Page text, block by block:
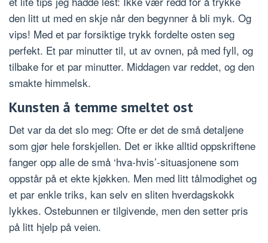
den litt ut med en skje når den begynner å bli myk. Og
vips! Med et par forsiktige trykk fordelte osten seg
perfekt. Et par minutter til, ut av ovnen, på med fyll, og
tilbake for et par minutter. Middagen var reddet, og den
smakte himmelsk.
Kunsten å temme smeltet ost
Det var da det slo meg: Ofte er det de små detaljene
som gjør hele forskjellen. Det er ikke alltid oppskriftene
fanger opp alle de små ‘hva-hvis’-situasjonene som
oppstår på et ekte kjøkken. Men med litt tålmodighet og
et par enkle triks, kan selv en sliten hverdagskokk
lykkes. Ostebunnen er tilgivende, men den setter pris
på litt hjelp på veien.